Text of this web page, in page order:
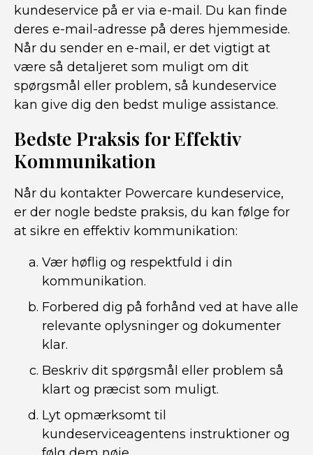
kundeservice på er via e-mail. Du kan finde
deres e-mail-adresse på deres hjemmeside.
Når du sender en e-mail, er det vigtigt at
være så detaljeret som muligt om dit
spørgsmål eller problem, så kundeservice
kan give dig den bedst mulige assistance.
Bedste Praksis for Effektiv
Kommunikation
Når du kontakter Powercare kundeservice,
er der nogle bedste praksis, du kan følge for
at sikre en effektiv kommunikation:
Vær høflig og respektfuld i din
kommunikation.
Forbered dig på forhånd ved at have alle
relevante oplysninger og dokumenter
klar.
Beskriv dit spørgsmål eller problem så
klart og præcist som muligt.
Lyt opmærksomt til
kundeserviceagentens instruktioner og